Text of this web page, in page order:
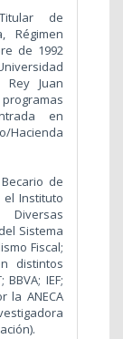
de
Régimen
de 1992
Rey Juan
en
de
el Instituto
Diversas
Sistema
Fiscal;
distintos
IEF;
la ANECA